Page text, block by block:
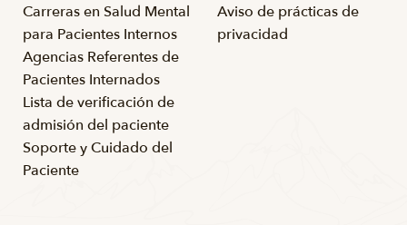
Carreras en Salud Mental
para Pacientes Internos
Agencias Referentes de
Pacientes Internados
Lista de verificación de
admisión del paciente
Soporte y Cuidado del
Paciente
Aviso de prácticas de
privacidad